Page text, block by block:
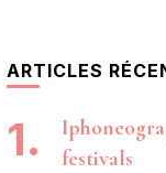
ARTICLES
festivals